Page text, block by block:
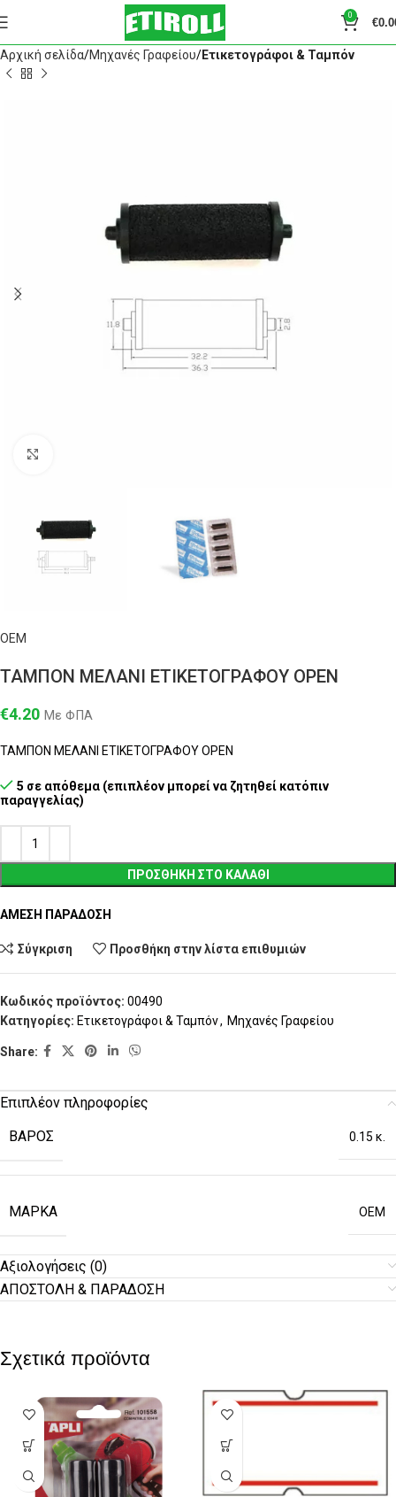
0
€
Αρχική σελίδα Μηχανές Γραφείου Ετικετογράφοι & Ταμπόν
OEM
ΤΑΜΠΟΝ ΜΕΛΑΝΙ ΕΤΙΚΕΤΟΓΡΑΦΟΥ OPEN
€4.20 Με ΦΠΑ
ΤΑΜΠΟΝ ΜΕΛΑΝΙ ΕΤΙΚΕΤΟΓΡΑΦΟΥ OPEN
5 σε απόθεμα (επιπλέον μπορεί να ζητηθεί κατόπιν
παραγγελίας)
ΠΡΟΣΘΉΚΗ ΣΤΟ ΚΑΛΆΘΙ
ΑΜΕΣΗ ΠΑΡΑΔΟΣΗ
Σύγκριση Προσθήκη στην λίστα επιθυμιών
Κωδικός προϊόντος: 00490
Κατηγορίες: Ετικετογράφοι & Ταμπόν, Μηχανές Γραφείου
Share:
Επιπλέον πληροφορίες
ΒΆΡΟΣ
0.15 κ.
ΜΆΡΚΑ OEM
Αξιολογήσεις (0)
ΑΠΟΣΤΟΛΗ & ΠΑΡΑΔΟΣΗ
Σχετικά προϊόντα